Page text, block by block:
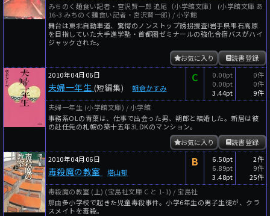
みちのく麺食い記者・宮沢賢一郎 追尾〔小学館文庫〕 (小学館文庫 あ
16-3 みちのく麺食い記者・宮沢賢一郎) / 小学館
舞台は東北自動車道、驚愕のノンストップ誘拐捜査!岩手県雫石高原
を目指していた大手進学塾・首都圏ゼミナールの強化合宿バスがハイ
ジャックされた。
読書登録
お気に入り
2010年04月06日
夫婦一年生 (短編集) 朝倉かすみ
C
0.00pt
0.00pt
3.44pt
0件
0件
9件
夫婦一年生 (小学館文庫) / 小学館
事務系OLの青葉は、仕事で出会った男、朔郎と結婚した。新居は彼
の赴任先の札幌の築十五年3LDKのマンション。
読書登録
お気に入り
2010年04月06日
毒殺魔の教室 塔山郁
B
6.50pt
6.89pt
3.48pt
2件
9件
25件
毒殺魔の教室 (上) (宝島社文庫 C と 1-1) / 宝島社
那由多小学校で起きた児童毒殺事件。小学6年生の男子生徒が、クラ
スメイトを毒殺。